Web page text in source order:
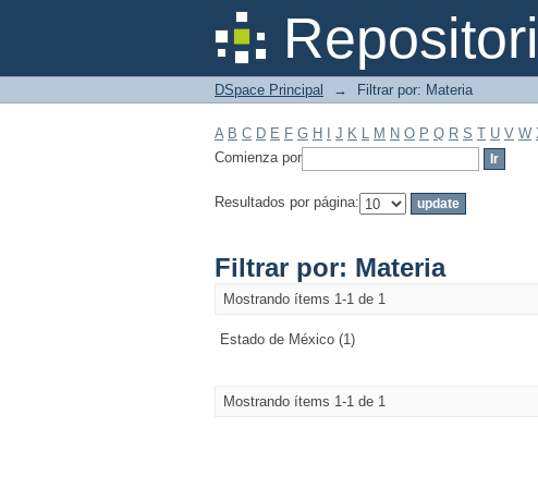
Filtrar por: Materia
DSpace Principal → Filtrar por: Materia
A B C D E F G H J K L M N O P Q R S T U V W
Comienza por
Resultados por página:
Filtrar por: Materia
Mostrando ítems 1-1 de 1
Estado de México (1)
Mostrando ítems 1-1 de 1